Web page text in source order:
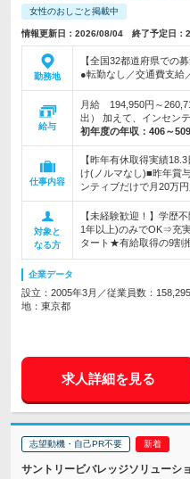
女性のおしごと掲載中
情報更新日：2026/08/04 終了予定日：
勤務地
【全国32都道府県での
●転勤なし／交通費支給
給与
月給 194,950円～
出） 加えて、インセン
初年度の年収： 406～
仕事内容
【昨年有休取得実績
け(ノルマなし)■昨年賞
ンティブだけで月20万
対象と
なる方
【未経験歓迎！】学歴
1年以上)のみでOK⇒充
タート★有給取得の9割
企業データ
設立：2005年3月／従業員数：
地：東京都
求人詳細を見る
志望動機・自己PR不要
サントリービバレッジソリューシ